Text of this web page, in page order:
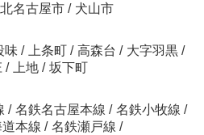
北名古屋市 / 犬山市
味 / 上条町 / 高森台 / 大字羽黒 /
/ 上地 / 坂下町
/ 名鉄名古屋本線 / 名鉄小牧線 /
本線 / 名鉄瀬戸線 /